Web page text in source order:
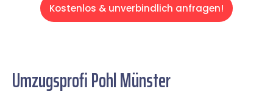
Kostenlos & unverbindlich anfragen!
Umzugsprofi Pohl Münster